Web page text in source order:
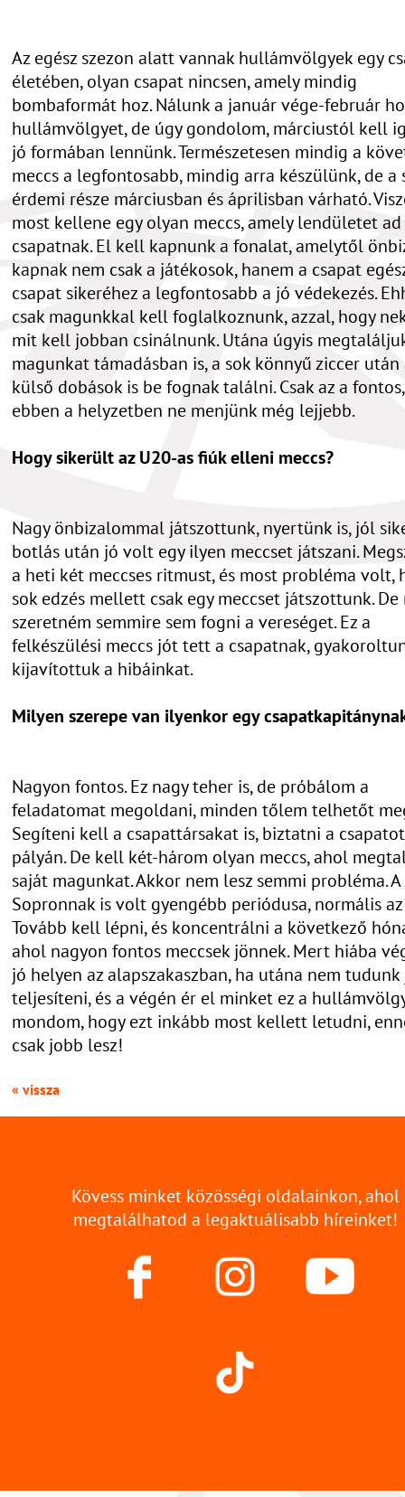
Az egész szezon alatt vannak hullámvölgyek egy
életében, olyan csapat nincsen, amely mindig
bombaformát hoz. Nálunk a január vége-február
hullámvölgyet, de úgy gondolom, márciustól kell
jó formában lennünk. Természetesen mindig a
meccs a legfontosabb, mindig arra készülünk, de a
érdemi része márciusban és áprilisban várható.
most kellene egy olyan meccs, amely lendületet ad
csapatnak. El kell kapnunk a fonalat, amelytől
kapnak nem csak a játékosok, hanem a csapat
csapat sikeréhez a legfontosabb a jó védekezés.
csak magunkkal kell foglalkoznunk, azzal, hogy
mit kell jobban csinálnunk. Utána úgyis
magunkat támadásban is, a sok könnyű ziccer után
külső dobások is be fognak találni. Csak az a
ebben a helyzetben ne menjünk még lejjebb.
Hogy sikerült az U20-as fiúk elleni meccs?
Nagy önbizalommal játszottunk, nyertünk is, jól
botlás után jó volt egy ilyen meccset játszani.
a heti két meccses ritmust, és most probléma volt,
sok edzés mellett csak egy meccset játszottunk. De
szeretném semmire sem fogni a vereséget. Ez a
felkészülési meccs jót tett a csapatnak,
kijavítottuk a hibáinkat.
Milyen szerepe van ilyenkor egy
Nagyon fontos. Ez nagy teher is, de próbálom a
feladatomat megoldani, minden tőlem telhetőt
Segíteni kell a csapattársakat is, biztatni a
pályán. De kell két-három olyan meccs, ahol
saját magunkat. Akkor nem lesz semmi probléma. A
Sopronnak is volt gyengébb periódusa, normális
Tovább kell lépni, és koncentrálni a következő
ahol nagyon fontos meccsek jönnek. Mert hiába
jó helyen az alapszakaszban, ha utána nem
teljesíteni, és a végén ér el minket ez a
mondom, hogy ezt inkább most kellett letudni,
csak jobb lesz!
« vissza
Kövess minket közösségi oldalainkon, ahol
megtalálhatod a legaktuálisabb híreinket!